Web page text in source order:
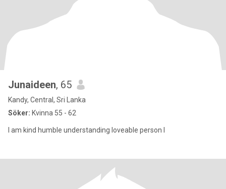
Junaideen, 65
Kandy, Central, Sri Lanka
Söker: Kvinna 55 - 62
I am kind humble understanding loveable person l